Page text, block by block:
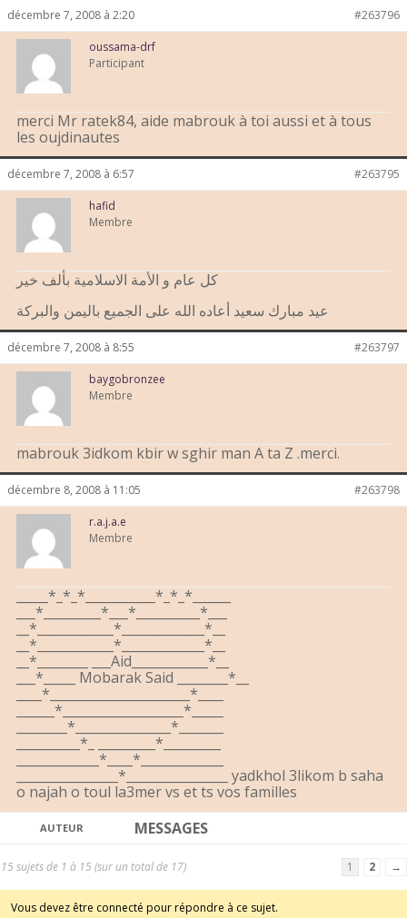
décembre 7, 2008 à 2:20 #263796
oussama-drf
Participant
merci Mr ratek84, aide mabrouk à toi aussi et à tous
les oujdinautes
décembre 7, 2008 à 6:57 #263795
hafid
Membre
كل عام و الأمة الاسلامية بألف خير
عيد مبارك سعيد أعاده الله على الجميع باليمن والبركة
décembre 7, 2008 à 8:55 #263797
baygobronzee
Membre
mabrouk 3idkom kbir w sghir man A ta Z .merci.
décembre 8, 2008 à 11:05 #263798
r.a.j.a.e
Membre
_____*_*_*___________*_*_*______
___*_________*___*__________*___
__*____________*_____________*__
__*____________*_____________*__
__*________ ___Aid____________*__
___*_____ Mobarak Said ________*__
____*______________________*____
______*___________________*_____
________*_______________*_______
__________*_ _________*_________
_____________*____*_____________
________________*________________ yadkhol 3likom b saha
o najah o toul la3mer vs et ts vos familles
AUTEUR MESSAGES
15 sujets de 1 à 15 (sur un total de 17) 1 2 →
Vous devez être connecté pour répondre à ce sujet.